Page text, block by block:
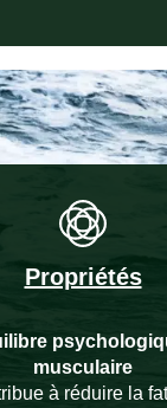
Propriétés
musculaire
à réduire la